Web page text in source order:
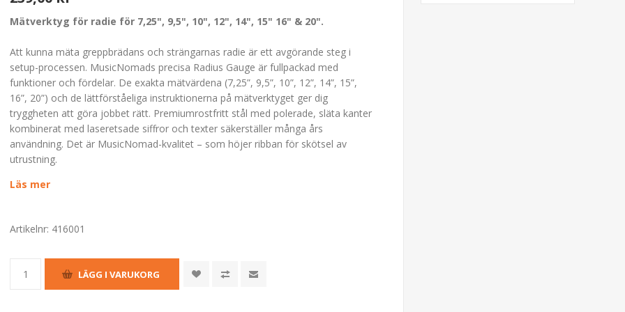
Mätverktyg för radie för 7,25", 9,5", 10", 12", 14", 15" 16" & 20".
Att kunna mäta greppbrädans och strängarnas radie är ett avgörande steg i
setup-processen. MusicNomads precisa Radius Gauge är fullpackad med
funktioner och fördelar. De exakta mätvärdena (7,25”, 9,5”, 10”, 12”, 14”, 15”,
16”, 20”) och de lättförståeliga instruktionerna på mätverktyget ger dig
tryggheten att göra jobbet rätt. Premiumrostfritt stål med polerade, släta kanter
kombinerat med laseretsade siffror och texter säkerställer många års
användning. Det är MusicNomad-kvalitet – som höjer ribban för skötsel av
utrustning.
Läs mer
Artikelnr: 416001